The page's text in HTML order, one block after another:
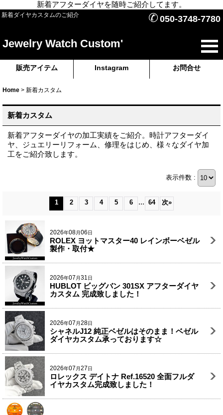
新着アフターダイヤを随時ご紹介してます。
新着ダイヤカスタムのご紹介 ✆ 050-3748-7780
Jewelry Watch Custom'
販売アイテム Instagram お問合せ
Home > 新着カスタム
新着カスタム
新着アフターダイヤの加工実績をご紹介。時計アフターダイ
ヤ、ジュエリーリフォーム、修理をはじめ、様々なダイヤ加
工をご紹介致します。
表示件数 :
1 2 3 4 5 6 ... 64 次»
2026年08月06日
ROLEX ヨットマスター40 レインボーベゼル
製作・取付★
2026年07 月31日
HUBLOT ビッグバン 301SX アフターダイヤ
カスタム 完成致しました！
2026年07 月28日
シャネルJ12 純正ベゼルはそのまま！ベゼル
ダイヤカスタム承っております☆
2026年07 月27日
ロレックス デイトナ Ref.16520 全面フルダ
イヤカスタム完成致しました！